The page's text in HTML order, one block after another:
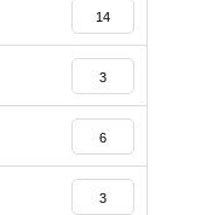
14
3
6
3